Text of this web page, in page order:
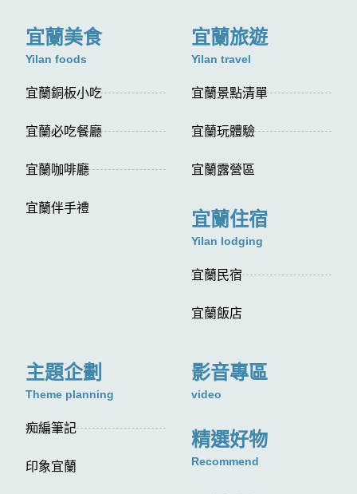
宜蘭美食
Yilan foods
宜蘭銅板小吃
宜蘭必吃餐廳
宜蘭咖啡廳
宜蘭伴手禮
宜蘭旅遊
Yilan travel
宜蘭景點清單
宜蘭玩體驗
宜蘭露營區
宜蘭住宿
Yilan lodging
宜蘭民宿
宜蘭飯店
主題企劃
Theme planning
痴編筆記
印象宜蘭
影音專區
video
精選好物
Recommend